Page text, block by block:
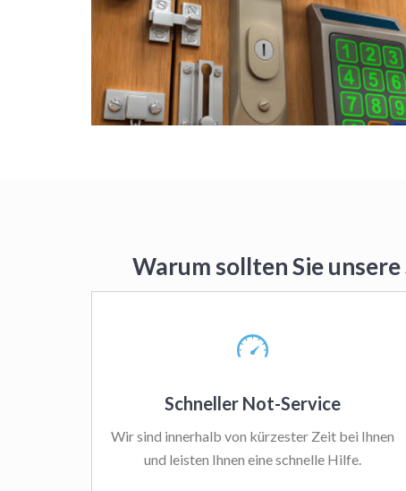
Warum sollten Sie
Schneller Not-Service
Wir sind innerhalb von kürzester Zeit bei Ihnen
und leisten Ihnen eine schnelle Hilfe.